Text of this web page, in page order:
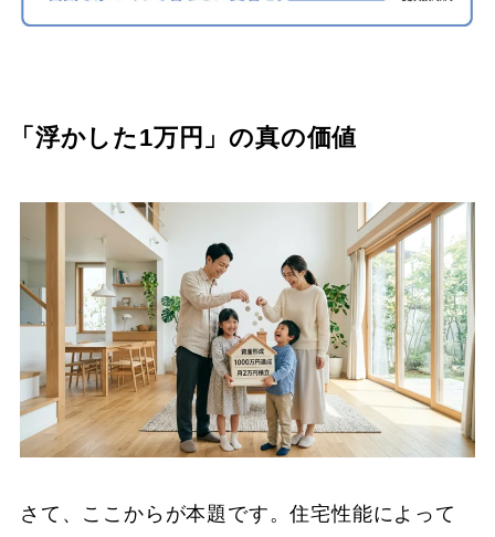
「浮かした1万円」の真の価値
さて、ここからが本題です。住宅性能によって